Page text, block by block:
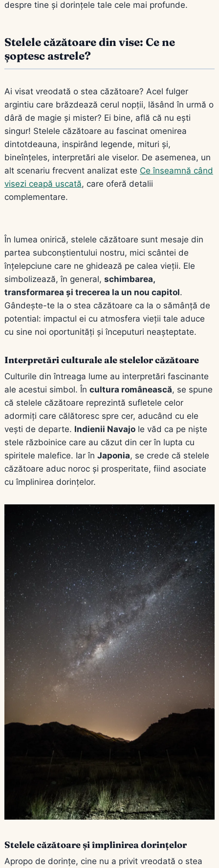
despre tine și dorințele tale cele mai profunde.
Stelele căzătoare din vise: Ce ne
șoptesc astrele?
Ai visat vreodată o stea căzătoare? Acel fulger
argintiu care brăzdează cerul nopții, lăsând în urmă o
dâră de magie și mister? Ei bine, află că nu ești
singur! Stelele căzătoare au fascinat omenirea
dintotdeauna, inspirând legende, mituri și,
bineînțeles, interpretări ale viselor. De asemenea, un
alt scenariu frecvent analizat este Ce înseamnă când
visezi ceapă uscată, care oferă detalii
complementare.
În lumea onirică, stelele căzătoare sunt mesaje din
partea subconștientului nostru, mici scântei de
înțelepciune care ne ghidează pe calea vieții. Ele
simbolizează, în general, schimbarea,
transformarea și trecerea la un nou capitol.
Gândește-te la o stea căzătoare ca la o sămânță de
potential: impactul ei cu atmosfera vieții tale aduce
cu sine noi oportunități și începuturi neașteptate.
Interpretări culturale ale stelelor căzătoare
Culturile din întreaga lume au interpretări fascinante
ale acestui simbol. În cultura românească, se spune
că stelele căzătoare reprezintă sufletele celor
adormiți care călătoresc spre cer, aducând cu ele
vești de departe. Indienii Navajo le văd ca pe niște
stele războinice care au căzut din cer în lupta cu
spiritele malefice. Iar în Japonia, se crede că stelele
căzătoare aduc noroc și prosperitate, fiind asociate
cu împlinirea dorințelor.
Stelele căzătoare și împlinirea dorințelor
Apropo de dorințe, cine nu a privit vreodată o stea